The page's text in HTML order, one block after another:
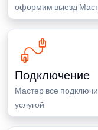
оформим выезд
Подключение
Мастер все
услугой